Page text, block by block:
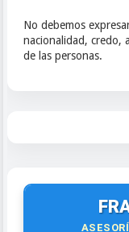
No debemos
nacionalidad, credo,
de las personas.